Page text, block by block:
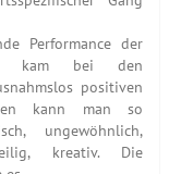
Performance der
kam bei den
positiven
kann man so
ungewöhnlich,
kreativ. Die